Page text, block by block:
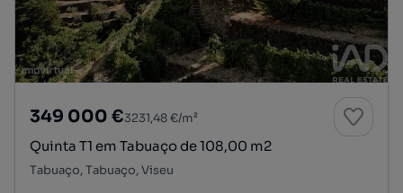
349 000 €3231,48 €/m²
Quinta T1 em Tabuaço de 108,00 m2
Tabuaço, Tabuaço, Viseu